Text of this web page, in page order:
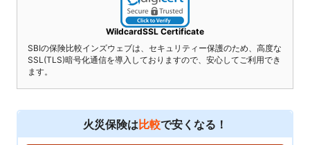
WildcardSSL Certificate
SBIの保険比較インズウェブは、セキュリティー保護のため、高度な
SSL(TLS)暗号化通信を導入しておりますので、安心してご利用でき
ます。
火災保険は比較で安くなる！